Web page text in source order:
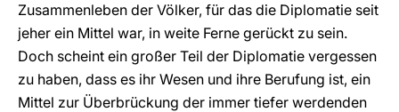
Zusammenleben der Völker, für das die Diplomatie seit
jeher ein Mittel war, in weite Ferne gerückt zu sein.
Doch scheint ein großer Teil der Diplomatie vergessen
zu haben, dass es ihr Wesen und ihre Berufung ist, ein
Mittel zur Überbrückung der immer tiefer werdenden